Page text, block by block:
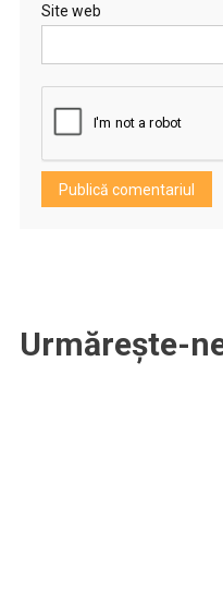
Site web
Urmărește-